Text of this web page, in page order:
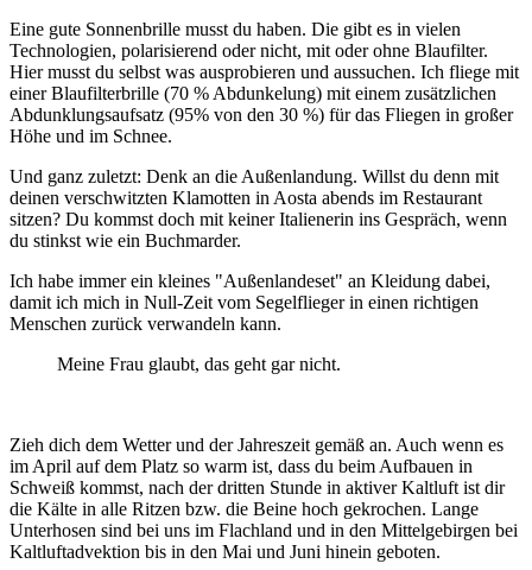
Eine gute Sonnenbrille musst du haben. Die gibt es in vielen
Technologien, polarisierend oder nicht, mit oder ohne Blaufilter.
Hier musst du selbst was ausprobieren und aussuchen. Ich fliege mit
einer Blaufilterbrille (70 % Abdunkelung) mit einem zusätzlichen
Abdunklungsaufsatz (95% von den 30 %) für das Fliegen in großer
Höhe und im Schnee.
Und ganz zuletzt: Denk an die Außenlandung. Willst du denn mit
deinen verschwitzten Klamotten in Aosta abends im Restaurant
sitzen? Du kommst doch mit keiner Italienerin ins Gespräch, wenn
du stinkst wie ein Buchmarder.
Ich habe immer ein kleines "Außenlandeset" an Kleidung dabei,
damit ich mich in Null-Zeit vom Segelflieger in einen richtigen
Menschen zurück verwandeln kann.
Meine Frau glaubt, das geht gar nicht.
Zieh dich dem Wetter und der Jahreszeit gemäß an. Auch wenn es
im April auf dem Platz so warm ist, dass du beim Aufbauen in
Schweiß kommst, nach der dritten Stunde in aktiver Kaltluft ist dir
die Kälte in alle Ritzen bzw. die Beine hoch gekrochen. Lange
Unterhosen sind bei uns im Flachland und in den Mittelgebirgen bei
Kaltluftadvektion bis in den Mai und Juni hinein geboten.